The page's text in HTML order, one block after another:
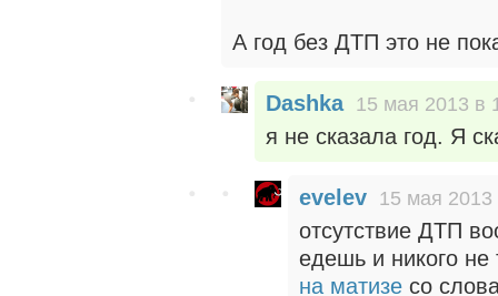
А год без ДТП это не
Dashka 15 мая 2013 в
я не сказала год. Я
evelev 15 мая 2013
отсутствие ДТП
едешь и никого
на матизе со